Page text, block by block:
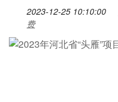
2023-12-25 10:10:00
费